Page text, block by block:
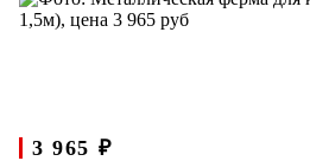
3 965 ₽